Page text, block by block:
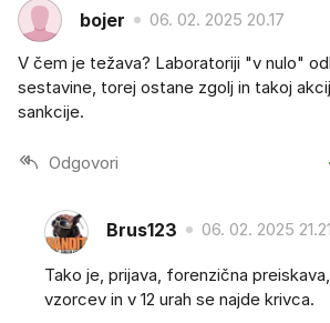
bojer 06. 02. 2025 20.17
V čem je težava? Laboratoriji "v nulo"
sestavine, torej ostane zgolj in takoj
sankcije.
Odgovori
Brus123 06. 02. 2025 21.21
Tako je, prijava, forenzična
vzorcev in v 12 urah se najde krivca.